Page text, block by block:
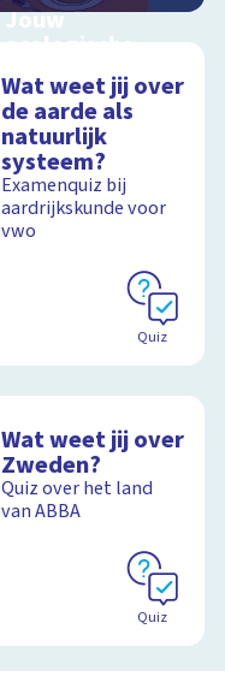
Jouw
ecologische
voetafdruk
Ontdek hoe jouw
levensstijl invloed
heeft op de aarde
Wat weet jij over
de aarde als
natuurlijk
systeem?
Examenquiz bij
aardrijkskunde voor
vwo
Quiz
Wat weet jij over
Zweden?
Quiz over het land
van ABBA
Quiz